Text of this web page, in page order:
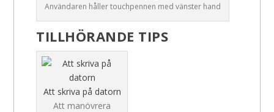
Användaren håller touchpennen med vänster hand
TILLHÖRANDE TIPS
Att skriva på datorn
Att manövrera